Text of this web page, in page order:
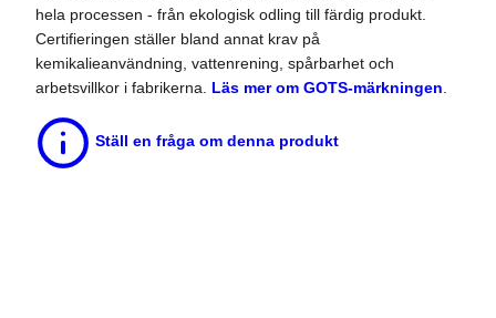
hela processen - från ekologisk odling till färdig produkt.
Certifieringen ställer bland annat krav på
kemikalieanvändning, vattenrening, spårbarhet och
arbetsvillkor i fabrikerna. Läs mer om GOTS-märkningen
Ställ en fråga om denna produkt